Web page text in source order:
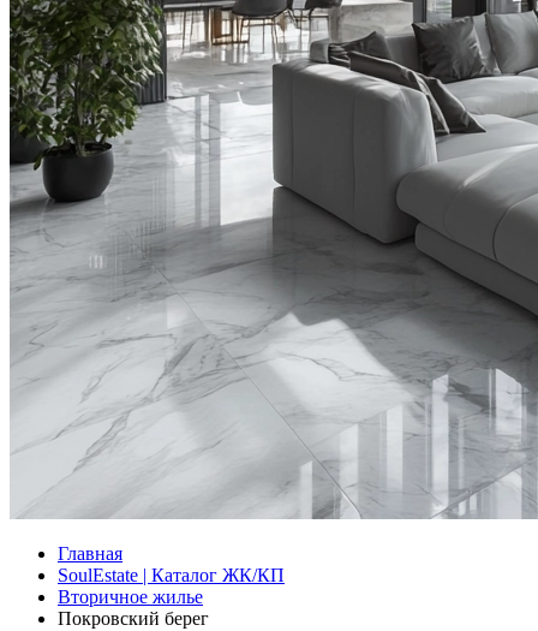
Главная
SoulEstate | Каталог ЖК/КП
Вторичное жилье
Покровский берег